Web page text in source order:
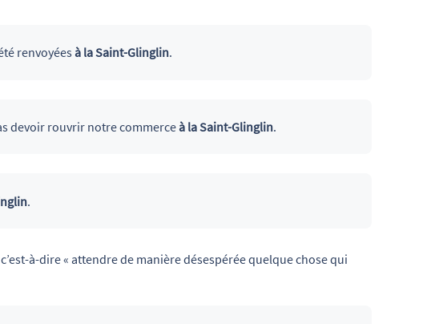
renvoyées à la Saint-Glinglin.
devoir rouvrir notre commerceà la Saint-Glinglin.
.
à-dire « attendre de manière désespérée quelque chose qui